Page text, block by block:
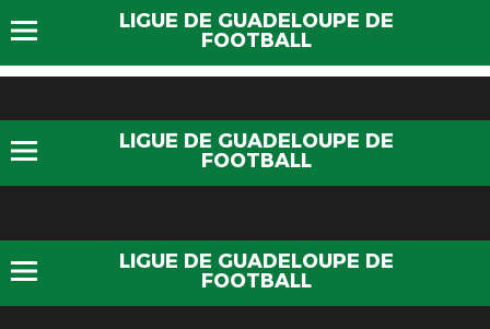
LIGUE DE GUADELOUPE DE
FOOTBALL